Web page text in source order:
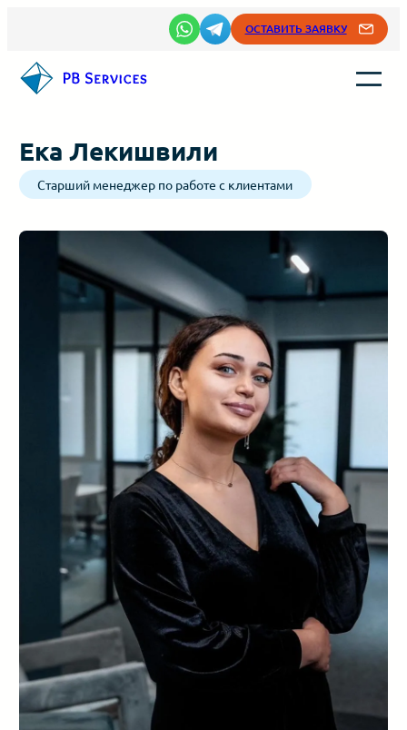
содержимому
ОСТАВИТЬ ЗАЯВКУ
Ека Лекишвили
Старший менеджер по работе с клиентами